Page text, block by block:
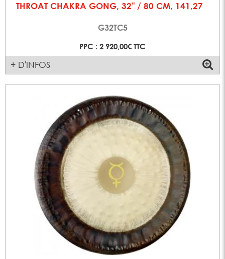
THROAT CHAKRA GONG, 32" / 80 CM, 141,27
G32TC5
PPC : 2 920,00€ TTC
+ D'INFOS